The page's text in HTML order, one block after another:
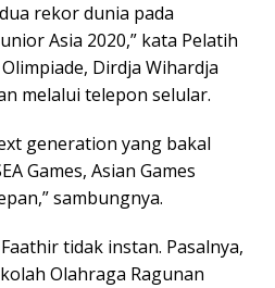
rekor dunia pada
Asia 2020,” kata Pelatih
Dirdja Wihardja
melalui telepon selular.
generation yang bakal
Games, Asian Games
sambungnya.
tidak instan. Pasalnya,
Olahraga Ragunan